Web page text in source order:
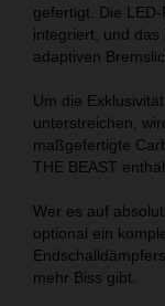
gefertigt. Die
integriert, und
adaptiven
Um die
unterstreichen,
maßgefertigte
THE BEAST
Wer es auf
optional ein
mehr Biss gibt.